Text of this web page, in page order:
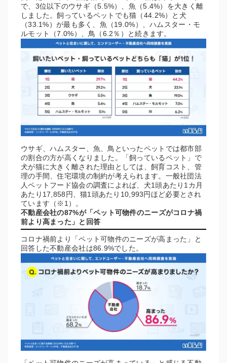
で、3位以下のウサギ（5.5%）、魚（5.4%）を大きく離
しました。飼っているペットでも猫（44.2%）と犬
（33.1%）が最も多く、魚（19.0%）、ハムスター・モ
ルモット（7.0%）、鳥（6.2％）と続きます。
ウサギ、ハムスター、魚、鳥といったペットでは都市部
の割合の方が高くなりました。「飼っているペット」で
犬が猫に大きく離された理由としては、飼育コスト、管
理の手間、住宅環境の制約が考えられます。一般社団法
人ペットフード協会の調査によれば、犬1頭あたり1カ月
あたり17,858円、猫1頭あたり10,993円ほど必要とされ
ています（※1）。
不動産会社の87%が「ペット可物件のニーズがコロナ禍
前より高まった」と回答
コロナ禍前より「ペット可物件のニーズが高まった」と
回答した不動産会社は86.9%でした。